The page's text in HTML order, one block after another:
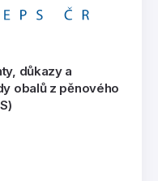
důkazy a
obalů z pěnového